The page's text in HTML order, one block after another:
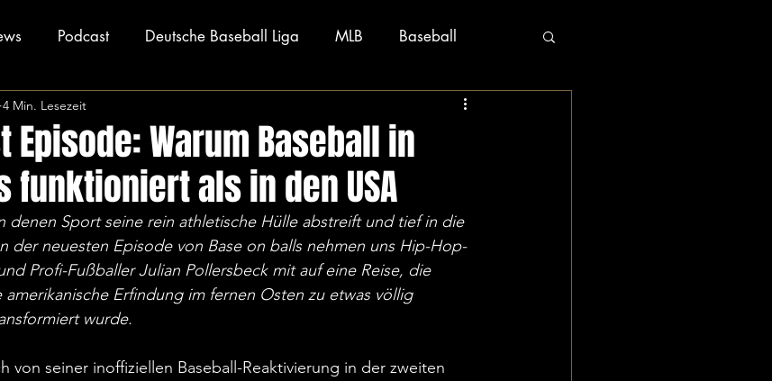
Podcast Deutsche Baseball Liga MLB Baseball
Episode: Warum Baseball in
funktioniert als in den USA
4 Min. Lesezeit
denen Sport seine rein athletische Hülle abstreift und tief in die
der neuesten Episode von Base on balls nehmen uns Hip-Hop-
Profi-Fußballer Julian Pollersbeck mit auf eine Reise, die
Erfindung im fernen Osten zu etwas völlig
wurde.
von seiner inoffiziellen Baseball-Reaktivierung in der zweiten